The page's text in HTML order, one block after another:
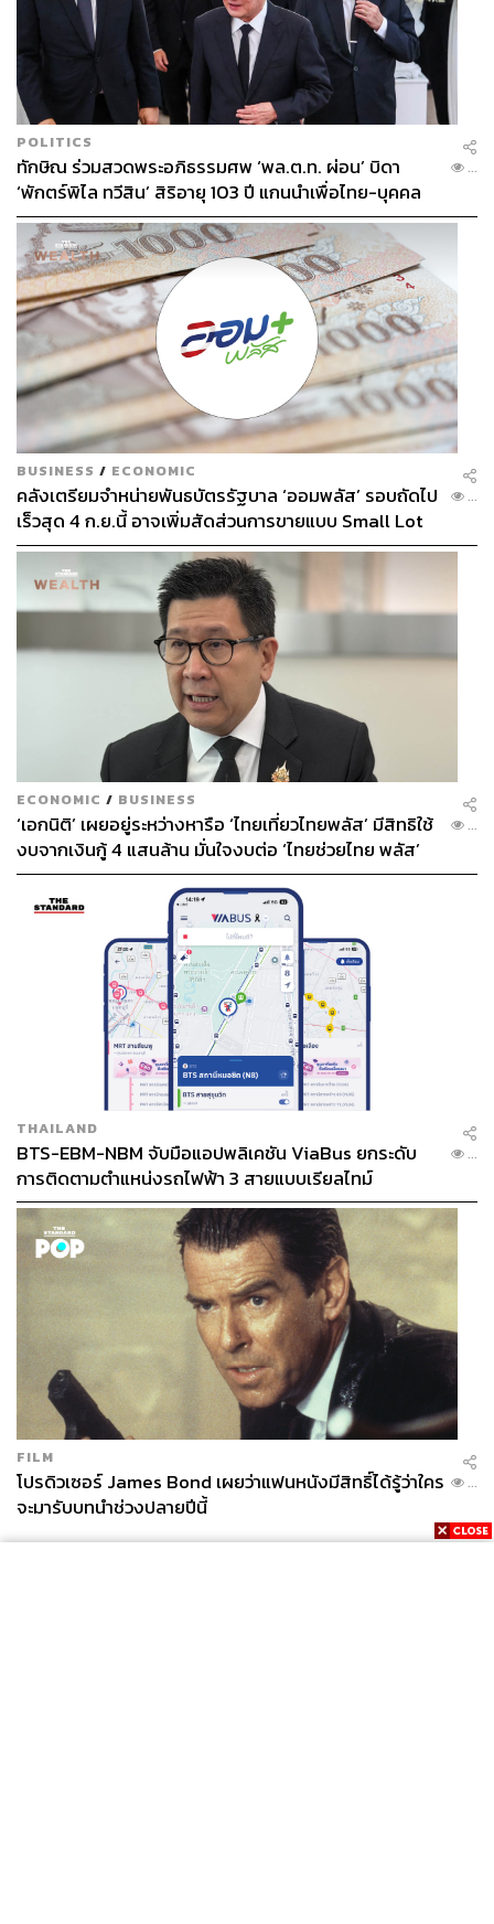
POLITICS
ทักษิณ ร่วมสวดพระอภิธรรมศพ ‘พล.ต.ท. ผ่อน’ บิดา
‘พักตร์พิไล ทวีสิน’ สิริอายุ 103 ปี แกนนำเพื่อไทย-บุคคล
หลากวงการร่วมอาลัย
...
BUSINESS / ECONOMIC
คลังเตรียมจำหน่ายพันธบัตรรัฐบาล ‘ออมพลัส’ รอบถัดไป
เร็วสุด 4 ก.ย.นี้ อาจเพิ่มสัดส่วนการขายแบบ Small Lot
First มากขึ้น
...
ECONOMIC / BUSINESS
‘เอกนิติ’ เผยอยู่ระหว่างหารือ ‘ไทยเที่ยวไทยพลัส’ มีสิทธิใช้
งบจากเงินกู้ 4 แสนล้าน มั่นใจงบต่อ ‘ไทยช่วยไทย พลัส’
เฟส 2 มีเพียงพอ
...
THAILAND
BTS-EBM-NBM จับมือแอปพลิเคชัน ViaBus ยกระดับ
การติดตามตำแหน่งรถไฟฟ้า 3 สายแบบเรียลไทม์
...
FILM
โปรดิวเซอร์ James Bond เผยว่าแฟนหนังมีสิทธิ์ได้รู้ว่าใคร
จะมารับบทนำช่วงปลายปีนี้
...